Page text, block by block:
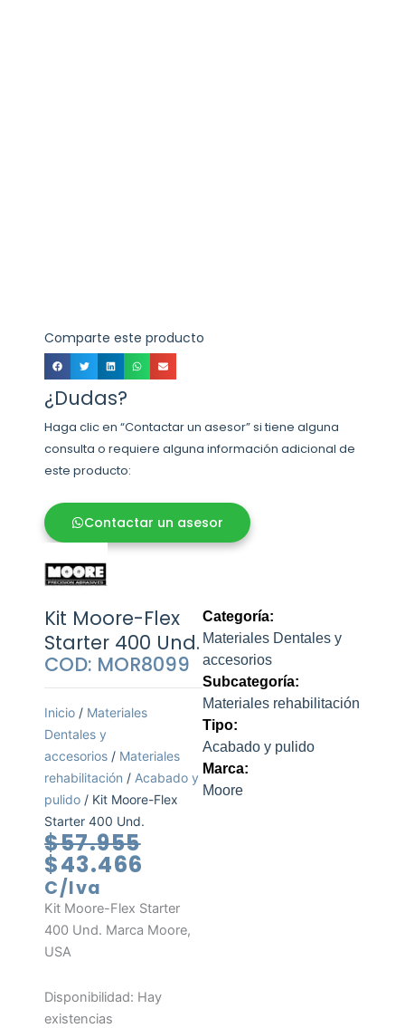
Comparte este producto
¿Dudas?
Haga clic en “Contactar un asesor” si tiene alguna
consulta o requiere alguna información adicional de
este producto:
Contactar un asesor
Kit Moore-Flex
Starter 400 Und.
COD: MOR8099
Inicio / Materiales
Dentales y
accesorios / Materiales
rehabilitación / Acabado y
pulido / Kit Moore-Flex
Starter 400 Und.
$57.955El
precio
era:
$57.955.
$43.466
es:
$43.466.
C/Iva
Kit Moore-Flex Starter
400 Und. Marca Moore,
USA
Disponibilidad: Hay
existencias
Kit
Moore-
Categoría:
Materiales Dentales y
accesorios
Subcategoría:
Materiales rehabilitación
Tipo:
Acabado y pulido
Marca:
Moore